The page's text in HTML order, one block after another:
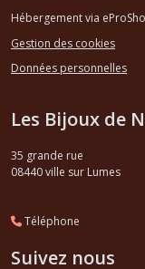
Hébergement via
Gestion des cookies
Données personnelles
Les Bijoux de
35 grande rue
08440ville sur Lumes
Téléphone
Suivez nous